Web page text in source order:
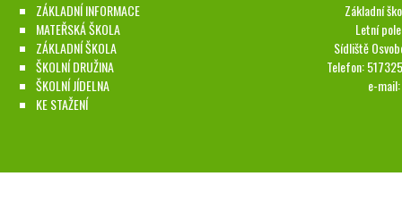
ZÁKLADNÍ INFORMACE
MATEŘSKÁ ŠKOLA
ZÁKLADNÍ ŠKOLA
ŠKOLNÍ DRUŽINA
ŠKOLNÍ JÍDELNA
KE STAŽENÍ
Základní
Letní
Sídliště
Telefon:
e-mail: